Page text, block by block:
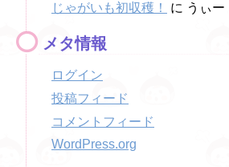
じゃがいも初収穫！
に うぃー
メタ情報
ログイン
投稿フィード
コメントフィード
WordPress.org